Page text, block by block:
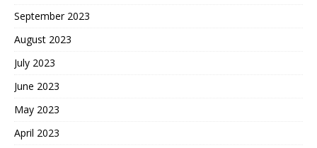
September 2023
August 2023
July 2023
June 2023
May 2023
April 2023